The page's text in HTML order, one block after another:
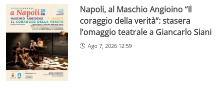
Napoli, al Maschio Angioino “Il
coraggio della verità”: stasera
l’omaggio teatrale a Giancarlo Siani
Ago 7, 2026 12:59